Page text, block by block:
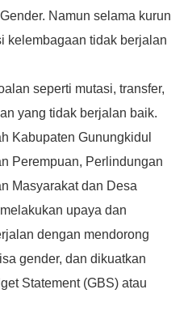
Namun selama kurun
kelembagaan tidak berjalan
seperti mutasi, transfer,
yang tidak berjalan baik.
Kabupaten Gunungkidul
Perempuan, Perlindungan
Masyarakat dan Desa
upaya dan
dengan mendorong
gender, dan dikuatkan
Statement (GBS) atau